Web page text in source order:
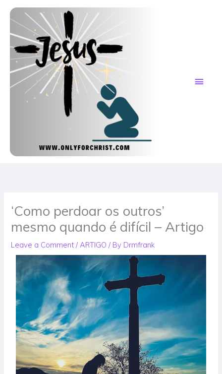
content
‘Como perdoar os outros’
mesmo quando é difícil – Artigo
Leave a Comment /ARTIGO / By Drmfrank